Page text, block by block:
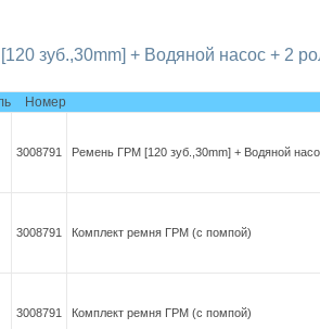
зуб.,30mm] + Водяной насос + 2
Номер
3008791 Ремень ГРМ [120 зуб.,30mm] + Водяной
3008791 Комплект ремня ГРМ (с помпой)
3008791 Комплект ремня ГРМ (с помпой)